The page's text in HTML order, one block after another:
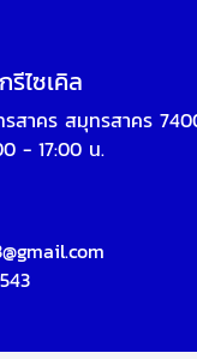
ไซเคิล
สาคร สมุทรสาคร
- 17:00 น.